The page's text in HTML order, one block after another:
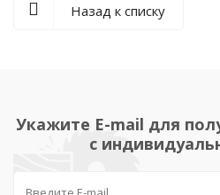
Назад к списку
Укажите E-mail для
с